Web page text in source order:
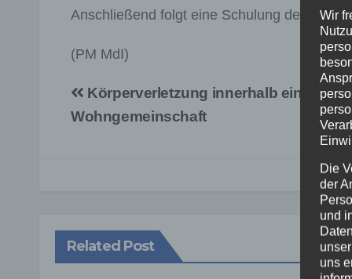
Anschließend folgt eine Schulung der
(PM MdI)
Beitragsnavigation
Körperverletzung innerhalb einer
Wohngemeinschaft
Related Post
Wir
Die
der
und
uns